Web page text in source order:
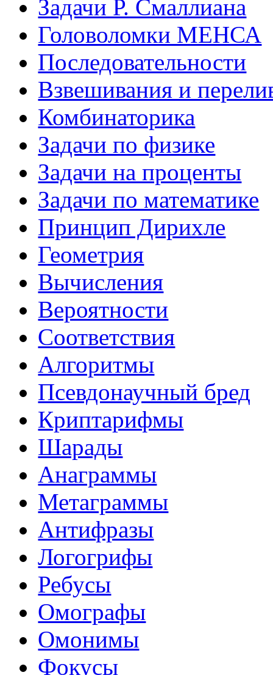
Задачи Р. Смаллиана
Головоломки МЕНСА
Последовательности
Взвешивания и
Комбинаторика
Задачи по физике
Задачи на проценты
Задачи по математике
Принцип Дирихле
Геометрия
Вычисления
Вероятности
Соответствия
Алгоритмы
Псевдонаучный бред
Криптарифмы
Шарады
Анаграммы
Метаграммы
Антифразы
Логогрифы
Ребусы
Омографы
Омонимы
Фокусы